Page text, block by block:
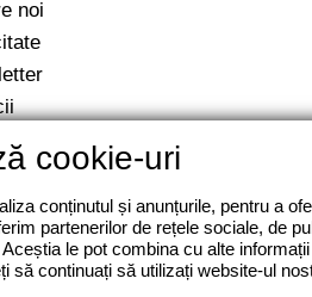
noi
cookie-uri
conținutul și anunțurile, pentru a
partenerilor de rețele sociale, de
le pot combina cu alte
să continuați să utilizați website-ul